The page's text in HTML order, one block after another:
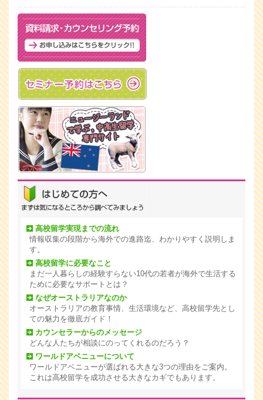
高校留学実現までの流れ
情報収集の段階から海外での進路迄、わかりやすく説明しま
す。
高校留学に必要なこと
まだ一人暮らしの経験すらない10代の若者が海外で生活する
ために必要なサポートとは？
なぜオーストラリアなのか
オーストラリアの教育事情、生活環境など、高校留学先とし
ての魅力を徹底ガイド！
カウンセラーからのメッセージ
どんな人たちが相談にのってくれるのだろう？
ワールドアベニューについて
ワールドアベニューが選ばれる大きな3つの理由をご案内。
これは高校留学を成功させる大きなカギでもあります。